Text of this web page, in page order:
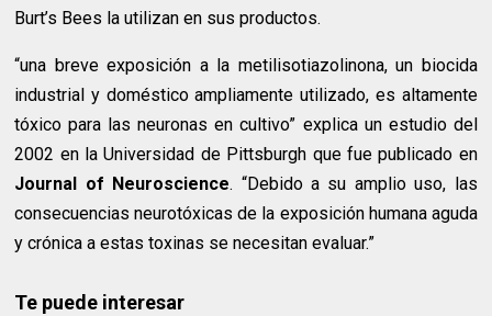
Burt’s Bees la utilizan en sus productos.
“una breve exposición a la metilisotiazolinona, un biocida
industrial y doméstico ampliamente utilizado, es altamente
tóxico para las neuronas en cultivo” explica un estudio del
2002 en la Universidad de Pittsburgh que fue publicado en
Journal of Neuroscience. “Debido a su amplio uso, las
consecuencias neurotóxicas de la exposición humana aguda
y crónica a estas toxinas se necesitan evaluar.”
Te puede interesar